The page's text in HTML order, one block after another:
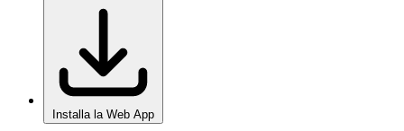
Installa la Web App